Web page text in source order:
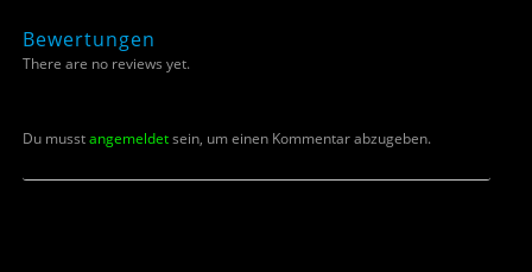
Bewertungen
There are no reviews yet.
Du musstangemeldetsein, um einen Kommentar abzugeben.